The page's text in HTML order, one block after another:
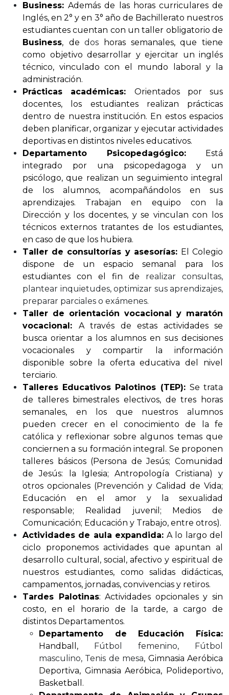
Business:Además de las horas curriculares de
Inglés, en 2° y en 3° año de Bachillerato nuestros
estudiantes cuentan con un taller obligatorio de
Business, dedos
horas semanales, que tiene
como objetivo desarrollar y ejercitar un inglés
técnico, vinculado con el mundo laboral y la
administración.
Prácticas académicas: Orientados por sus
docentes, los estudiantes realizan prácticas
dentro de nuestra institución. En estos espacios
deben planificar, organizar y ejecutar actividades
deportivas en distintos niveles educativos.
Departamento Psicopedagógico: Está
integrado por una psicopedagoga y un
psicólogo, que realizan un seguimiento integral
de los alumnos, acompañándolos en sus
aprendizajes. Trabajan en equipo con la
Dirección y los docentes, y se vinculan con los
técnicos externos tratantes de los estudiantes,
en caso de que los hubiera.
Taller de consultorías y asesorías: El Colegio
dispone de un espacio semanal para los
estudiantes con el fin de realizar consultas,
plantear inquietudes, optimizar sus aprendizajes,
preparar parciales o exámenes.
Taller de orientación vocacional y maratón
vocacional: A través de estas actividades se
busca orientar a los alumnos en sus decisiones
vocacionales y compartir la información
disponible sobre la oferta educativa del nivel
terciario.
Talleres Educativos Palotinos (TEP): Se trata
de talleres bimestrales electivos, de tres horas
semanales, en los que nuestros alumnos
pueden crecer en el conocimiento de la fe
católica y reflexionar sobre algunos temas que
conciernen a su formación integral. Se proponen
talleres básicos (Persona de Jesús; Comunidad
de Jesús: la Iglesia; Antropología Cristiana) y
otros opcionales (Prevención y Calidad de Vida;
Educación en el amor y la sexualidad
responsable; Realidad juvenil; Medios de
Comunicación; Educación y Trabajo, entre otros).
Actividades de aula expandida:A lo largo del
ciclo proponemos actividades que apuntan al
desarrollo cultural, social, afectivo y espiritual de
nuestros estudiantes, como salidas didácticas,
campamentos, jornadas, convivencias y retiros.
Tardes Palotinas: Actividades opcionales y sin
costo, en el horario de la tarde, a cargo de
distintos Departamentos.
Departamento de Educación Física:
Handball, Fútbol femenino, Fútbol
masculino, Tenis de mesa, Gimnasia Aeróbica
Deportiva, Gimnasia Aeróbica, Polideportivo,
Basketball.